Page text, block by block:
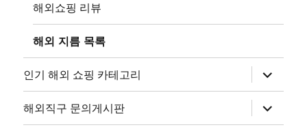
해외쇼핑 리뷰
해외 지름 목록
인기 해외 쇼핑 카테고리
위
메
뉴
확
장
해외직구 문의게시판
위
메